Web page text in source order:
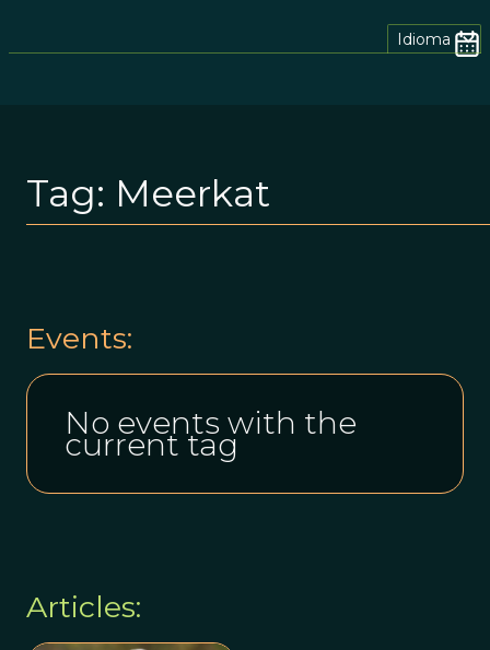
Idioma
Tag: Meerkat
Events:
No events with the
current tag
Articles: